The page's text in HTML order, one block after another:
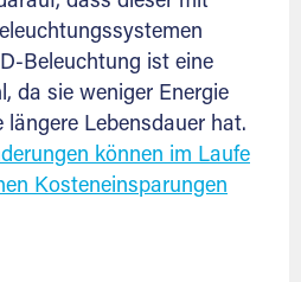
Beleuchtung ist eine
da sie weniger Energie
Lebensdauer hat.
können im Laufe
Kosteneinsparungen